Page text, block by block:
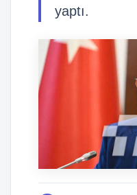
yaptı.